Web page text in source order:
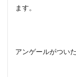
ます。
アンゲールがつい